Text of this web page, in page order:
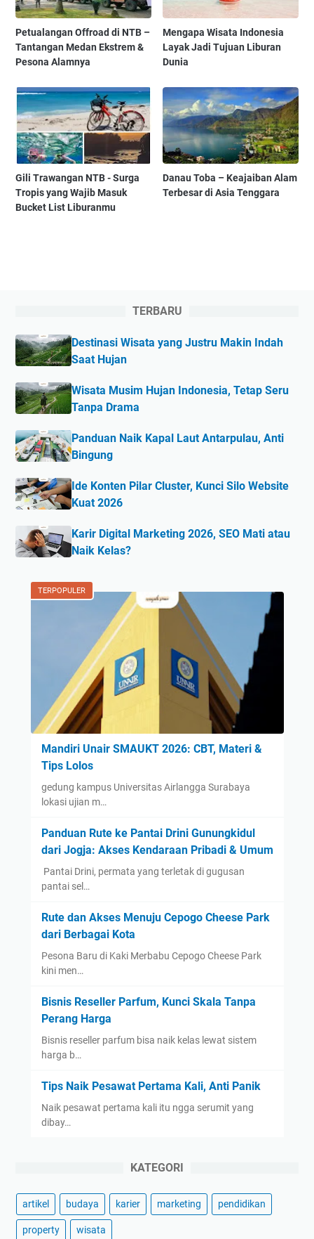
Petualangan Offroad di NTB –
Tantangan Medan Ekstrem &
Pesona Alamnya
Mengapa Wisata Indonesia
Layak Jadi Tujuan Liburan
Dunia
Gili Trawangan NTB - Surga
Tropis yang Wajib Masuk
Bucket List Liburanmu
Danau Toba – Keajaiban Alam
Terbesar di Asia Tenggara
TERBARU
Destinasi Wisata yang Justru Makin Indah
Saat Hujan
Wisata Musim Hujan Indonesia, Tetap Seru
Tanpa Drama
Panduan Naik Kapal Laut Antarpulau, Anti
Bingung
Ide Konten Pilar Cluster, Kunci Silo Website
Kuat 2026
Karir Digital Marketing 2026, SEO Mati atau
Naik Kelas?
TERPOPULER
Mandiri Unair SMAUKT 2026: CBT, Materi &
Tips Lolos
gedung kampus Universitas Airlangga Surabaya
lokasi ujian m…
Panduan Rute ke Pantai Drini Gunungkidul
dari Jogja: Akses Kendaraan Pribadi & Umum
​ Pantai Drini, permata yang terletak di gugusan
pantai sel…
Rute dan Akses Menuju Cepogo Cheese Park
dari Berbagai Kota
Pesona Baru di Kaki Merbabu Cepogo Cheese Park
kini men…
Bisnis Reseller Parfum, Kunci Skala Tanpa
Perang Harga
Bisnis reseller parfum bisa naik kelas lewat sistem
harga b…
Tips Naik Pesawat Pertama Kali, Anti Panik
Naik pesawat pertama kali itu ngga serumit yang
dibay…
KATEGORI
artikel budaya karier marketing pendidikan
property wisata